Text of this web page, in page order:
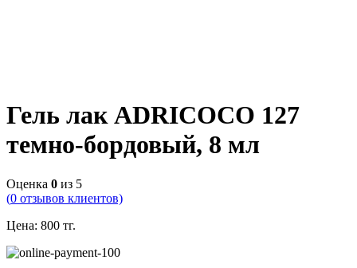
Гель лак ADRICOCO 127
темно-бордовый, 8 мл
Оценка 0 из 5
(0 отзывов клиентов)
Цена: 800 тг.